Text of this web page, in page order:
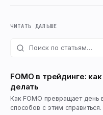
ЧИТАТЬ ДАЛЬШЕ
FOMO в трейдинге:
делать
Как FOMO превращает день
способов с этим справиться.